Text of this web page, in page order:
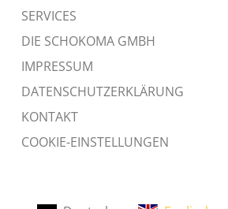
SERVICES
DIE SCHOKOMA GMBH
IMPRESSUM
DATENSCHUTZERKLÄRUNG
KONTAKT
COOKIE-EINSTELLUNGEN